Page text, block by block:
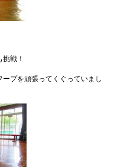
戦！
プを頑張ってくぐっていまし